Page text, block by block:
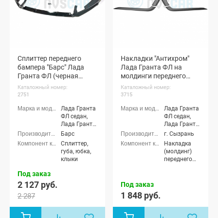
Сплиттер переднего
бампера "Барс" Лада
Гранта ФЛ (черная
шагрень)
Каталожный номер:
2751
Лада Гранта
ФЛ седан,
Лада Гранта
ФЛ хэтчбек,
ФЛ
универсал,
Лада Гранта
Барс
Сплиттер,
губа, юбка,
клыки
Под заказ
2 127 руб.
2 287
Накладки "Антихром"
Лада Гранта ФЛ на
молдинги переднего
бампера (черный
матовый)
Каталожный номер:
3715
Лада Гранта
ФЛ седан,
Лада Гранта
ФЛ хэтчбек,
ФЛ
универсал,
Лада Гранта
г. Сызрань
Накладка
(молдинг)
переднего
Под заказ
1 848 руб.